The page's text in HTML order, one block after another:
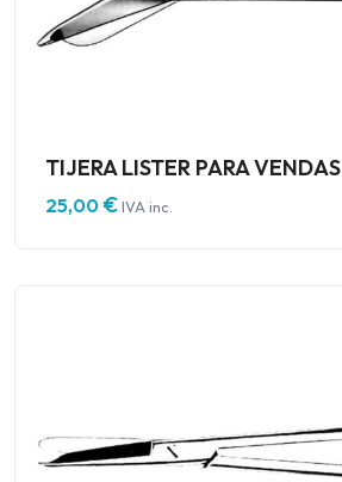
TIJERA LISTER PARA VENDAS
25,00€IVA inc.